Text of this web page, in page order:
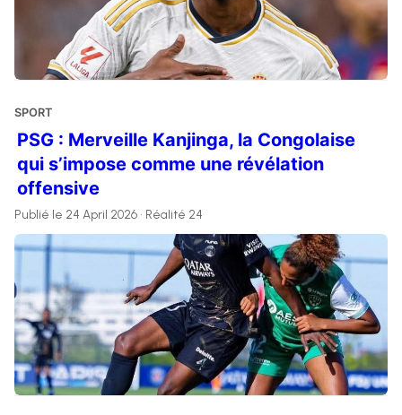
SPORT
PSG : Merveille Kanjinga, la Congolaise
qui s’impose comme une révélation
offensive
Publié le 24 April 2026 • Réalité 24